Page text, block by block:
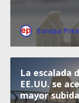
Europa
La escalada
EE.UU. se
mayor